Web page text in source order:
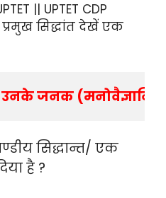
|| UPTET CDP
सिद्धांत देखें एक
उनके जनक
सिद्धान्त/ एक
है ?